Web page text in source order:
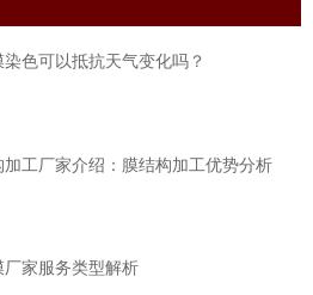
色可以抵抗天气变化吗？
加工厂家介绍：膜结构加工优势分析
厂家服务类型解析